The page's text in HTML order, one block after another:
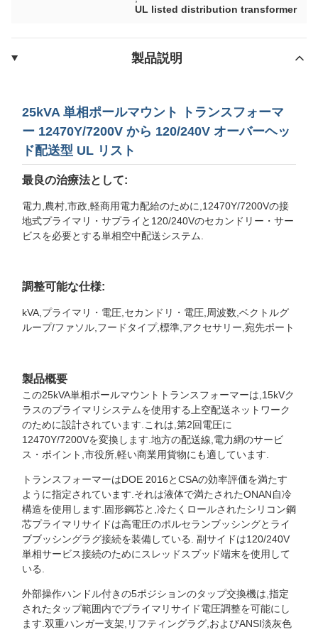
UL listed distribution transformer
製品説明
25kVA 単相ポールマウント トランスフォーマ
ー 12470Y/7200V から 120/240V オーバーヘッ
ド配送型 UL リスト
最良の治療法として:
電力,農村,市政,軽商用電力配給のために,12470Y/7200Vの接
地式プライマリ・サプライと120/240Vのセカンドリー・サー
ビスを必要とする単相空中配送システム.
調整可能な仕様:
kVA,プライマリ・電圧,セカンドリ・電圧,周波数,ベクトルグ
ループ/ファソル,フードタイプ,標準,アクセサリー,宛先ポート
製品概要
この25kVA単相ポールマウントトランスフォーマーは,15kVク
ラスのプライマリシステムを使用する上空配送ネットワーク
のために設計されています.これは,第2回電圧に
12470Y/7200Vを変換します.地方の配送線,電力網のサービ
ス・ポイント,市役所,軽い商業用貨物にも適しています.
トランスフォーマーはDOE 2016とCSAの効率評価を満たす
ように指定されています.それは液体で満たされたONAN自冷
構造を使用します.固形鋼芯と,冷たくロールされたシリコン鋼
芯プライマリサイドは高電圧のポルセランブッシングとライ
ブブッシングラグ接続を装備している. 副サイドは120/240V
単相サービス接続のためにスレッドスプッド端末を使用して
いる.
外部操作ハンドル付きの5ポジションのタップ交換機は,指定
されたタップ範囲内でプライマリサイド電圧調整を可能にし
ます.双重ハンガー支架,リフティングラグ,およびANSI淡灰色